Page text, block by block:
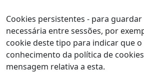
Cookies persistentes - para
necessária entre sessões, por
cookie deste tipo para indicar que
conhecimento da política de
mensagem relativa a esta.